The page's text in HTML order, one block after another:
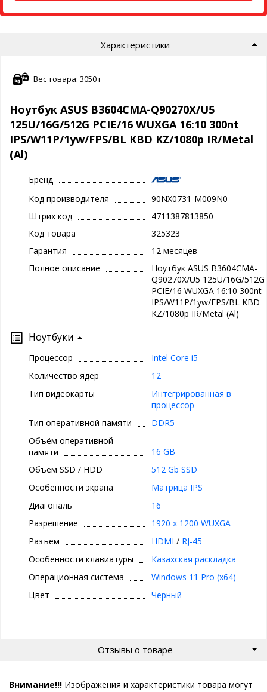
Характеристики
Вес товара: 3050 г
Ноутбук ASUS B3604CMA-Q90270X/U5
125U/16G/512G PCIE/16 WUXGA 16:10 300nt
IPS/W11P/1yw/FPS/BL KBD KZ/1080p IR/Metal
(Al)
Бренд
Код производителя
90NX0731-M009N0
Штрих код
4711387813850
Код товара
325323
Гарантия
12 месяцев
Полное описание
Ноутбук ASUS B3604CMA-
Q90270X/U5 125U/16G/512G
PCIE/16 WUXGA 16:10 300nt
IPS/W11P/1yw/FPS/BL KBD
KZ/1080p IR/Metal (Al)
Ноутбуки
Процессор
Intel Core i5
Количество ядер
12
Тип видеокарты
Интегрированная в
процессор
Тип оперативной памяти
DDR5
Объём оперативной
памяти
16 GB
Объем SSD / HDD
512 Gb SSD
Особенности экрана
Матрица IPS
Диагональ
16
Разрешение
1920 x 1200 WUXGA
Разъем
HDMI / RJ-45
Особенности клавиатуры
Казахская раскладка
Операционная система
Windows 11 Pro (x64)
Цвет
Черный
Отзывы о товаре
Внимание!!! Изображения и характеристики товара могут